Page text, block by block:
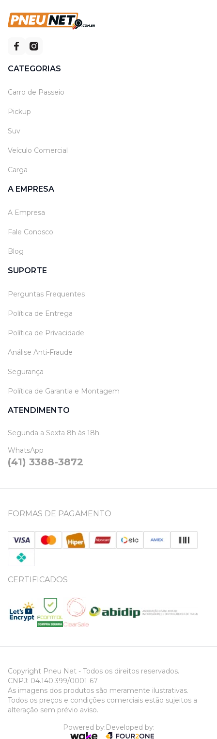
CATEGORIAS
Carro de Passeio
Pickup
Suv
Veículo Comercial
Carga
A EMPRESA
A Empresa
Fale Conosco
Blog
SUPORTE
Perguntas Frequentes
Política de Entrega
Política de Privacidade
Análise Anti-Fraude
Segurança
Política de Garantia e Montagem
ATENDIMENTO
Segunda a Sexta 8h às 18h.
WhatsApp
(41) 3388-3872
FORMAS DE PAGAMENTO
CERTIFICADOS
Copyright Pneu Net - Todos os direitos reservados.
CNPJ: 04.140.399/0001-67
As imagens dos produtos são meramente ilustrativas.
Todos os preços e condições comerciais estão sujeitos a
alteração sem prévio aviso.
Powered by: Developed by: